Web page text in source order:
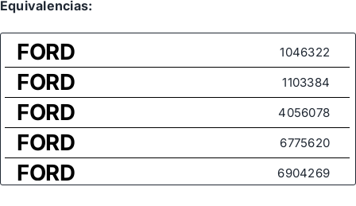
Equivalencias:
FORD 1046322
FORD 1103384
FORD 4056078
FORD 6775620
FORD 6904269